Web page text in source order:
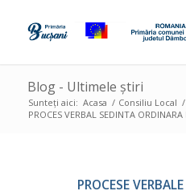
Blog - Ultimele știri
Sunteți aici: Acasa / Consiliu Local /
PROCES VERBAL SEDINTA
PROCESE